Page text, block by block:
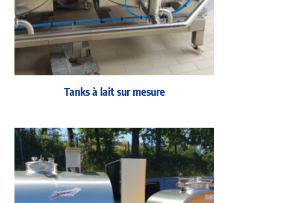
Tanks à lait sur mesure